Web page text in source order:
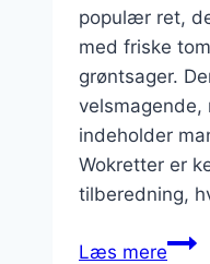
populær ret,
med friske
grøntsager.
velsmagende,
indeholder
Wokretter er
tilberedning,
Læs mereWok